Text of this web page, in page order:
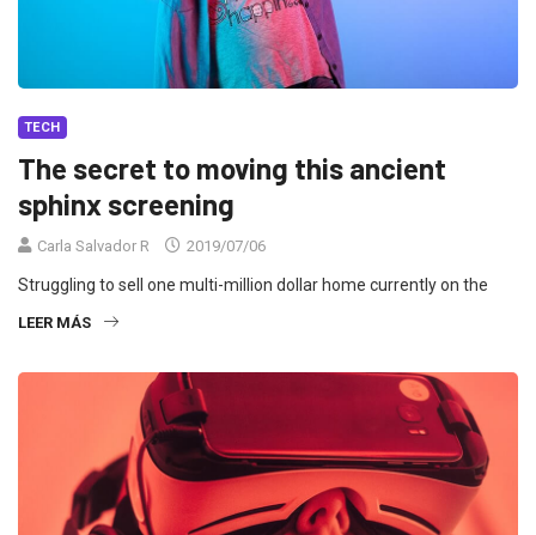
TECH
The secret to moving this ancient
sphinx screening
Carla Salvador R 2019/07/06
Struggling to sell one multi-million dollar home currently on the
LEER MÁS